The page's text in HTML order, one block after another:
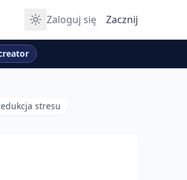
Zaloguj się Zacznij
stresu